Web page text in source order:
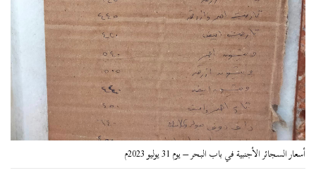
أسعار السجائر الأجنبية في باب البحر – يوم 31 يوليو 2023م